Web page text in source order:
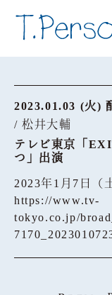
2023.01.03 (火)
/ 松井大輔
テレビ東京「
つ」出演
2023年1月7日（
https://www.tv-
tokyo.co.jp/